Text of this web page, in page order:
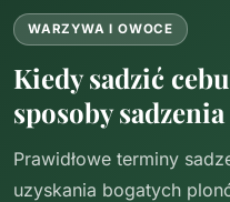
WARZYWA I OWOCE
Kiedy sadzić
sposoby sadzenia
Prawidłowe terminy
uzyskania bogatych